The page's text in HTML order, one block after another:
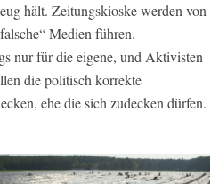
hält. Zeitungskioske werden von
Medien führen.
nur für die eigene, und Aktivisten
die politisch korrekte
ehe die sich zudecken dürfen.